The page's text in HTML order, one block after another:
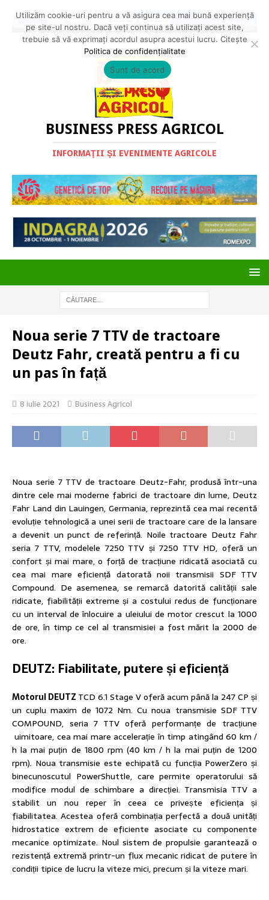
BUSINESS PRESS AGRICOL
INFORMAŢII ŞI EVENIMENTE AGRICOLE
Noua serie 7 TTV de tractoare
Deutz Fahr, creată pentru a fi cu
un pas în față
8 iulie 2021 Business Agricol
Noua serie 7 TTV de tractoare Deutz-Fahr, produsă într-una
dintre cele mai moderne fabrici de tractoare din lume, Deutz
Fahr Land din Lauingen, Germania, reprezintă cea mai recentă
evoluție tehnologică a unei serii de tractoare care de la lansare
a devenit un punct de referință. Noile tractoare Deutz Fahr
seria 7 TTV, modelele 7250 TTV și 7250 TTV HD, oferă un
confort și mai mare, o forță de tracțiune ridicată asociată cu
cea mai mare eficiență datorată noii transmisii SDF TTV
Compound. De asemenea, se remarcă datorită calității sale
ridicate, fiabilității extreme și a costului redus de funcționare
cu un interval de înlocuire a uleiului de motor crescut la 1000
de ore, în timp ce cel al transmisiei a fost mărit la 2000 de
ore.
DEUTZ: Fiabilitate, putere și eficiență
Motorul DEUTZ TCD 6.1 Stage V oferă acum până la 247 CP și
un cuplu maxim de 1072 Nm. Cu noua transmisie SDF TTV
COMPOUND, seria 7 TTV oferă performanțe de tracțiune
uimitoare, cea mai mare accelerație în timp atingând 60 km /
h la mai puțin de 1800 rpm (40 km / h la mai puțin de 1200
rpm). Noua transmisie este echipată cu funcția PowerZero și
binecunoscutul PowerShuttle, care permite operatorului să
modifice modul de schimbare a direcției. Transmisia TTV a
stabilit un nou reper în ceea ce privește eficiența și
fiabilitatea. Acestea oferă combinația perfectă a două unități
hidrostatice extrem de eficiente asociate cu componente
mecanice optimizate. Noul sistem de propulsie garantează o
rezistență extremă printr-un flux mecanic ridicat de putere în
condiții tipice de lucru la viteze mici, precum și la viteze mari.
Utilizăm cookie-uri pentru a vă asigura cea mai bună experiență
pe site-ul nostru. Dacă veți continua să utilizați acest site,
trebuie să vă exprimați acordul asupra acestui lucru. Citește
Politica de confidențialitate
Sunt de acord